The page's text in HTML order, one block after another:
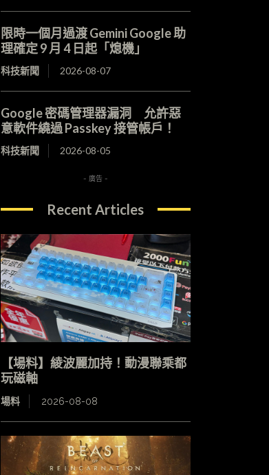
限時一個月過渡 Gemini Google 助
理確定 9 月 4 日起「熄機」
科技新聞 2026-08-07
Google 密碼管理器漏洞 允許惡
意軟件繞過 Passkey 接管帳戶！
科技新聞 2026-08-05
- 廣告 -
Recent Articles
【場料】綾波麗加持！動漫聯乘都
玩磁軸
場料 2026-08-08